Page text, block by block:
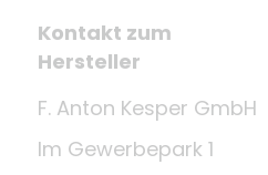
Kontakt zum
Hersteller
F. Anton Kesper GmbH
Im Gewerbepark 1